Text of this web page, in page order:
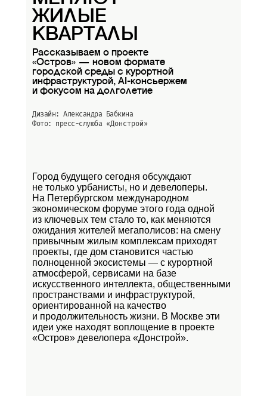
ЖИЛЫЕ
КВАРТАЛЫ
Рассказываем о проекте
«Остров» — новом формате
городской среды с курортной
инфраструктурой, AI-консьержем
и фокусом на долголетие
Дизайн: Александра Бабкина
Фото: пресс-слуюба «Донстрой»
Город будущего сегодня обсуждают
не только урбанисты, но и девелоперы.
На Петербургском международном
экономическом форуме этого года одной
из ключевых тем стало то, как меняются
ожидания жителей мегаполисов: на смену
привычным жилым комплексам приходят
проекты, где дом становится частью
полноценной экосистемы — с курортной
атмосферой, сервисами на базе
искусственного интеллекта, общественными
пространствами и инфраструктурой,
ориентированной на качество
и продолжительность жизни. В Москве эти
идеи уже находят воплощение в проекте
«Остров» девелопера «Донстрой».